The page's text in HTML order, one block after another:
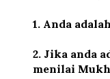
1. Anda
2. Jika anda
menilai